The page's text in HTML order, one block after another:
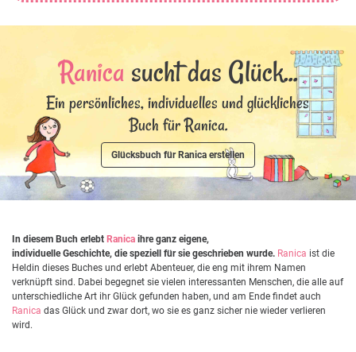
Ranica sucht das Glück...
Ein persönliches, individuelles und glückliches
Buch für Ranica.
Glücksbuch für Ranica erstellen
In diesem Buch erlebt Ranica ihre ganz eigene,
individuelle Geschichte, die speziell für sie geschrieben wurde. Ranica ist die
Heldin dieses Buches und erlebt Abenteuer, die eng mit ihrem Namen
verknüpft sind. Dabei begegnet sie vielen interessanten Menschen, die alle auf
unterschiedliche Art ihr Glück gefunden haben, und am Ende findet auch
Ranica das Glück und zwar dort, wo sie es ganz sicher nie wieder verlieren
wird.